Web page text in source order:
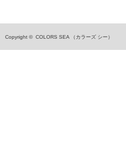
Copyright © COLORS SEA （カラーズ シー）